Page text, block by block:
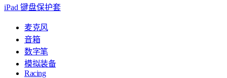
iPad 键盘保护套
麦克风
音箱
数字笔
模拟装备
Racing